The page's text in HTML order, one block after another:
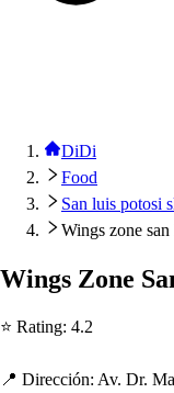
DiDi
Food
San luis potosi
Wings zone
Wings Zone
⭐ Rating: 4.2
📍 Dirección: Av. Dr.